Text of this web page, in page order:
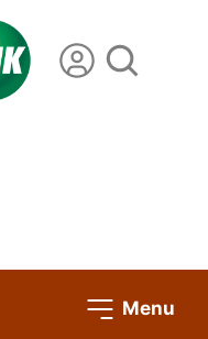
Menu